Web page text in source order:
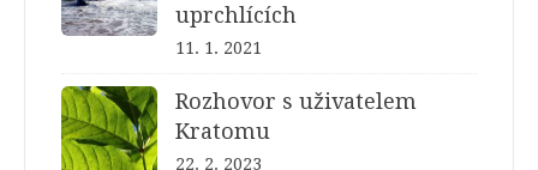
uprchlících
11. 1. 2021
Rozhovor s uživatelem
Kratomu
22. 2. 2023